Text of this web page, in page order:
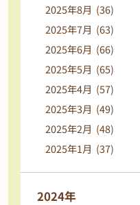
2025年8月 (36)
2025年7月 (63)
2025年6月 (66)
2025年5月 (65)
2025年4月 (57)
2025年3月 (49)
2025年2月 (48)
2025年1月 (37)
2024年